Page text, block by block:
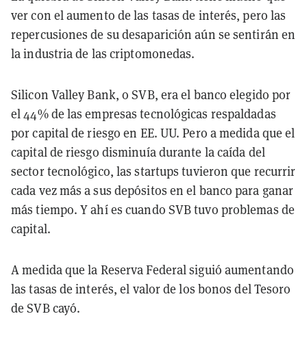
ver con el aumento de las tasas de interés, pero las
repercusiones de su desaparición aún se sentirán en
la industria de las criptomonedas.
Silicon Valley Bank, o SVB, era el banco elegido por
el 44% de las empresas tecnológicas respaldadas
por capital de riesgo en EE. UU. Pero a medida que el
capital de riesgo disminuía durante la caída del
sector tecnológico, las startups tuvieron que recurrir
cada vez más a sus depósitos en el banco para ganar
más tiempo. Y ahí es cuando SVB tuvo problemas de
capital.
A medida que la Reserva Federal siguió aumentando
las tasas de interés, el valor de los bonos del Tesoro
de SVB cayó.